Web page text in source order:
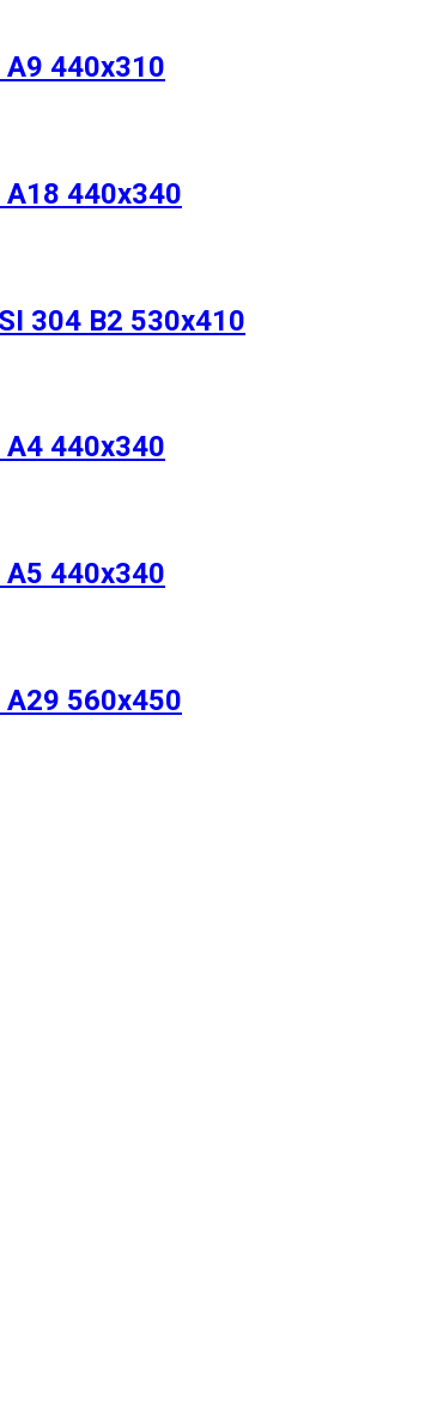
440х310
440х340
304 B2 530х410
440х340
440х340
560х450